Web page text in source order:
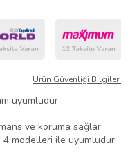
Ürün Güvenliği Bilgileri
uyumludur
ve koruma sağlar
4 modelleri ile uyumludur